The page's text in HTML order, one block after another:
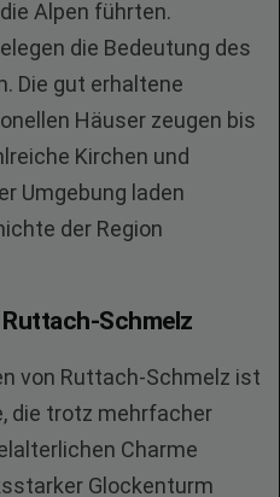
Alpen führten.
die Bedeutung des
Die gut erhaltene
Häuser zeugen bis
Kirchen und
Umgebung laden
der Region
Schmelz
von Ruttach-Schmelz ist
die trotz mehrfacher
Charme
Glockenturm